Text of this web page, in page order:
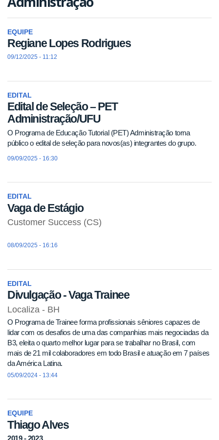
EQUIPE
Regiane Lopes Rodrigues
09/12/2025 - 11:12
EDITAL
Edital de Seleção – PET
Administração/UFU
O Programa de Educação Tutorial (PET) Administração torna
público o edital de seleção para novos(as) integrantes do grupo.
09/09/2025 - 16:30
EDITAL
Vaga de Estágio
Customer Success (CS)
08/09/2025 - 16:16
EDITAL
Divulgação - Vaga Trainee
Localiza - BH
O Programa de Trainee forma profissionais sêniores capazes de
lidar com os desafios de uma das companhias mais negociadas da
B3, eleita o quarto melhor lugar para se trabalhar no Brasil, com
mais de 21 mil colaboradores em todo Brasil e atuação em 7 países
da América Latina.
05/09/2024 - 13:44
EQUIPE
Thiago Alves